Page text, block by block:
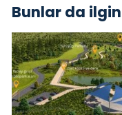
Bunlar da